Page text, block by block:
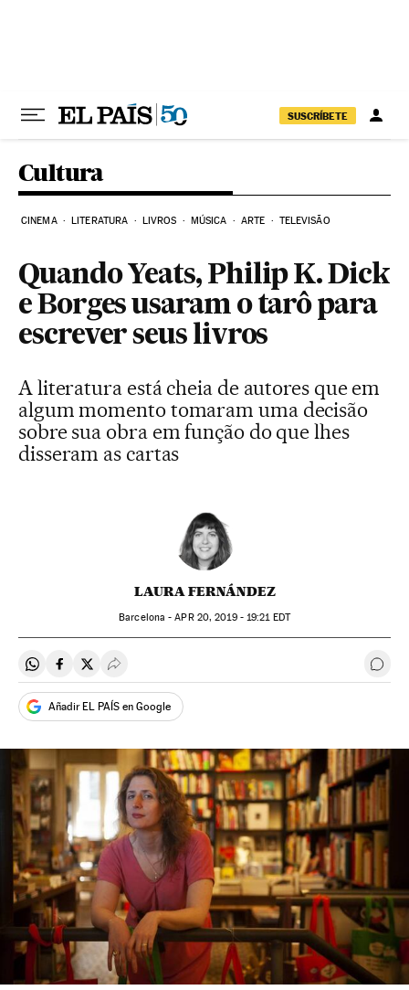
SUSCRÍBETE
Cultura
CINEMA LITERATURA LIVROS MÚSICA ARTE TELEVISÃO
Quando Yeats, Philip K. Dick
e Borges usaram o tarô para
escrever seus livros
A literatura está cheia de autores que em
algum momento tomaram uma decisão
sobre sua obra em função do que lhes
disseram as cartas
LAURA FERNÁNDEZ
Barcelona -APR20, 2019 - 19:21EDT
Compartir en Whatsapp
Compartir en Facebook
Compartir en Twitter
Desplegar Redes Sociales
Añadir EL PAÍS en Google